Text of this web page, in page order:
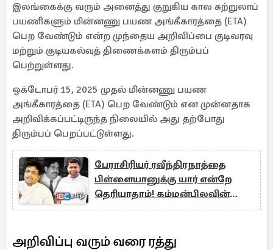
இலங்கைக்கு வரும் அனைத்து குறுகிய கால சுற்றுலாப்
பயணிகளும் மின்னணு பயண அங்கீகாரத்தை (ETA)
பெற வேண்டும் என்ற முந்தைய அறிவிப்பை குடிவரவு
மற்றும் குடியகல்வுத் திணைக்களம் திரும்பப்
பெற்றுள்ளது.
ஒக்டோபர் 15, 2025 முதல் மின்னணு பயண
அங்கீகாரத்தை (ETA) பெற வேண்டும் என முன்னதாக
அறிவிக்கப்பட்டிருந்த நிலையில் அது தற்போது
திரும்பப் பெறப்பட்டுள்ளது.
பேராசிரியர் ரவீந்திரநாத்தை
பிள்ளையானுக்கு யார் என்றே
தெரியாதாம்! கம்மன்பிலவின்
அடுத்த சர்ச்சை
அறிவிப்பு வரும் வரை ரத்து